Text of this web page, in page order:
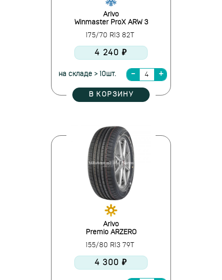
Arivo
Winmaster ProX ARW 3
175/70 R13 82T
4 240 ₽
на складе > 10шт.
В КОРЗИНУ
Arivo
Premio ARZERO
155/80 R13 79T
4 300 ₽